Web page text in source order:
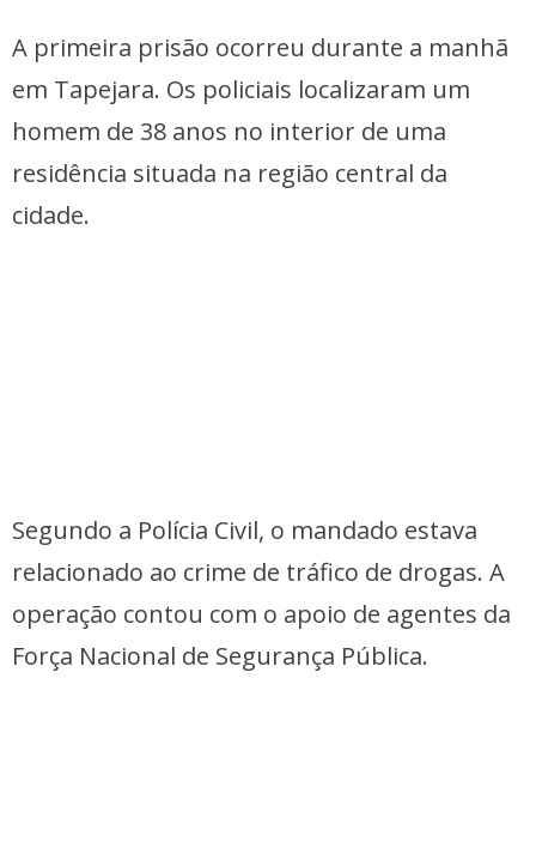
A primeira prisão ocorreu durante a manhã
em Tapejara. Os policiais localizaram um
homem de 38 anos no interior de uma
residência situada na região central da
cidade.
Segundo a Polícia Civil, o mandado estava
relacionado ao crime de tráfico de drogas. A
operação contou com o apoio de agentes da
Força Nacional de Segurança Pública.